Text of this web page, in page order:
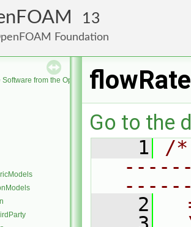
13
Foundation
from the OpenFOAM Foundation
Go to the
    1
/
    2